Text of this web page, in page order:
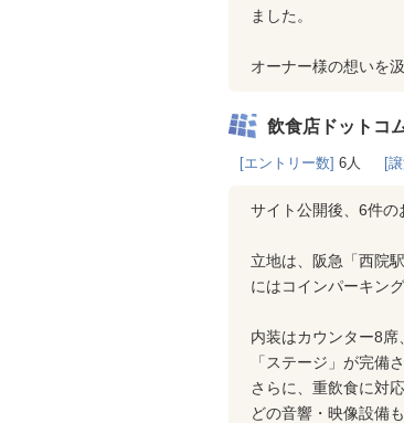
ました。
オーナー様の想いを
飲食店ドットコ
[エントリー数] 6人 [
サイト公開後、6件の
立地は、阪急「西院
にはコインパーキン
内装はカウンター8
「ステージ」が完備
さらに、重飲食に対
どの音響・映像設備